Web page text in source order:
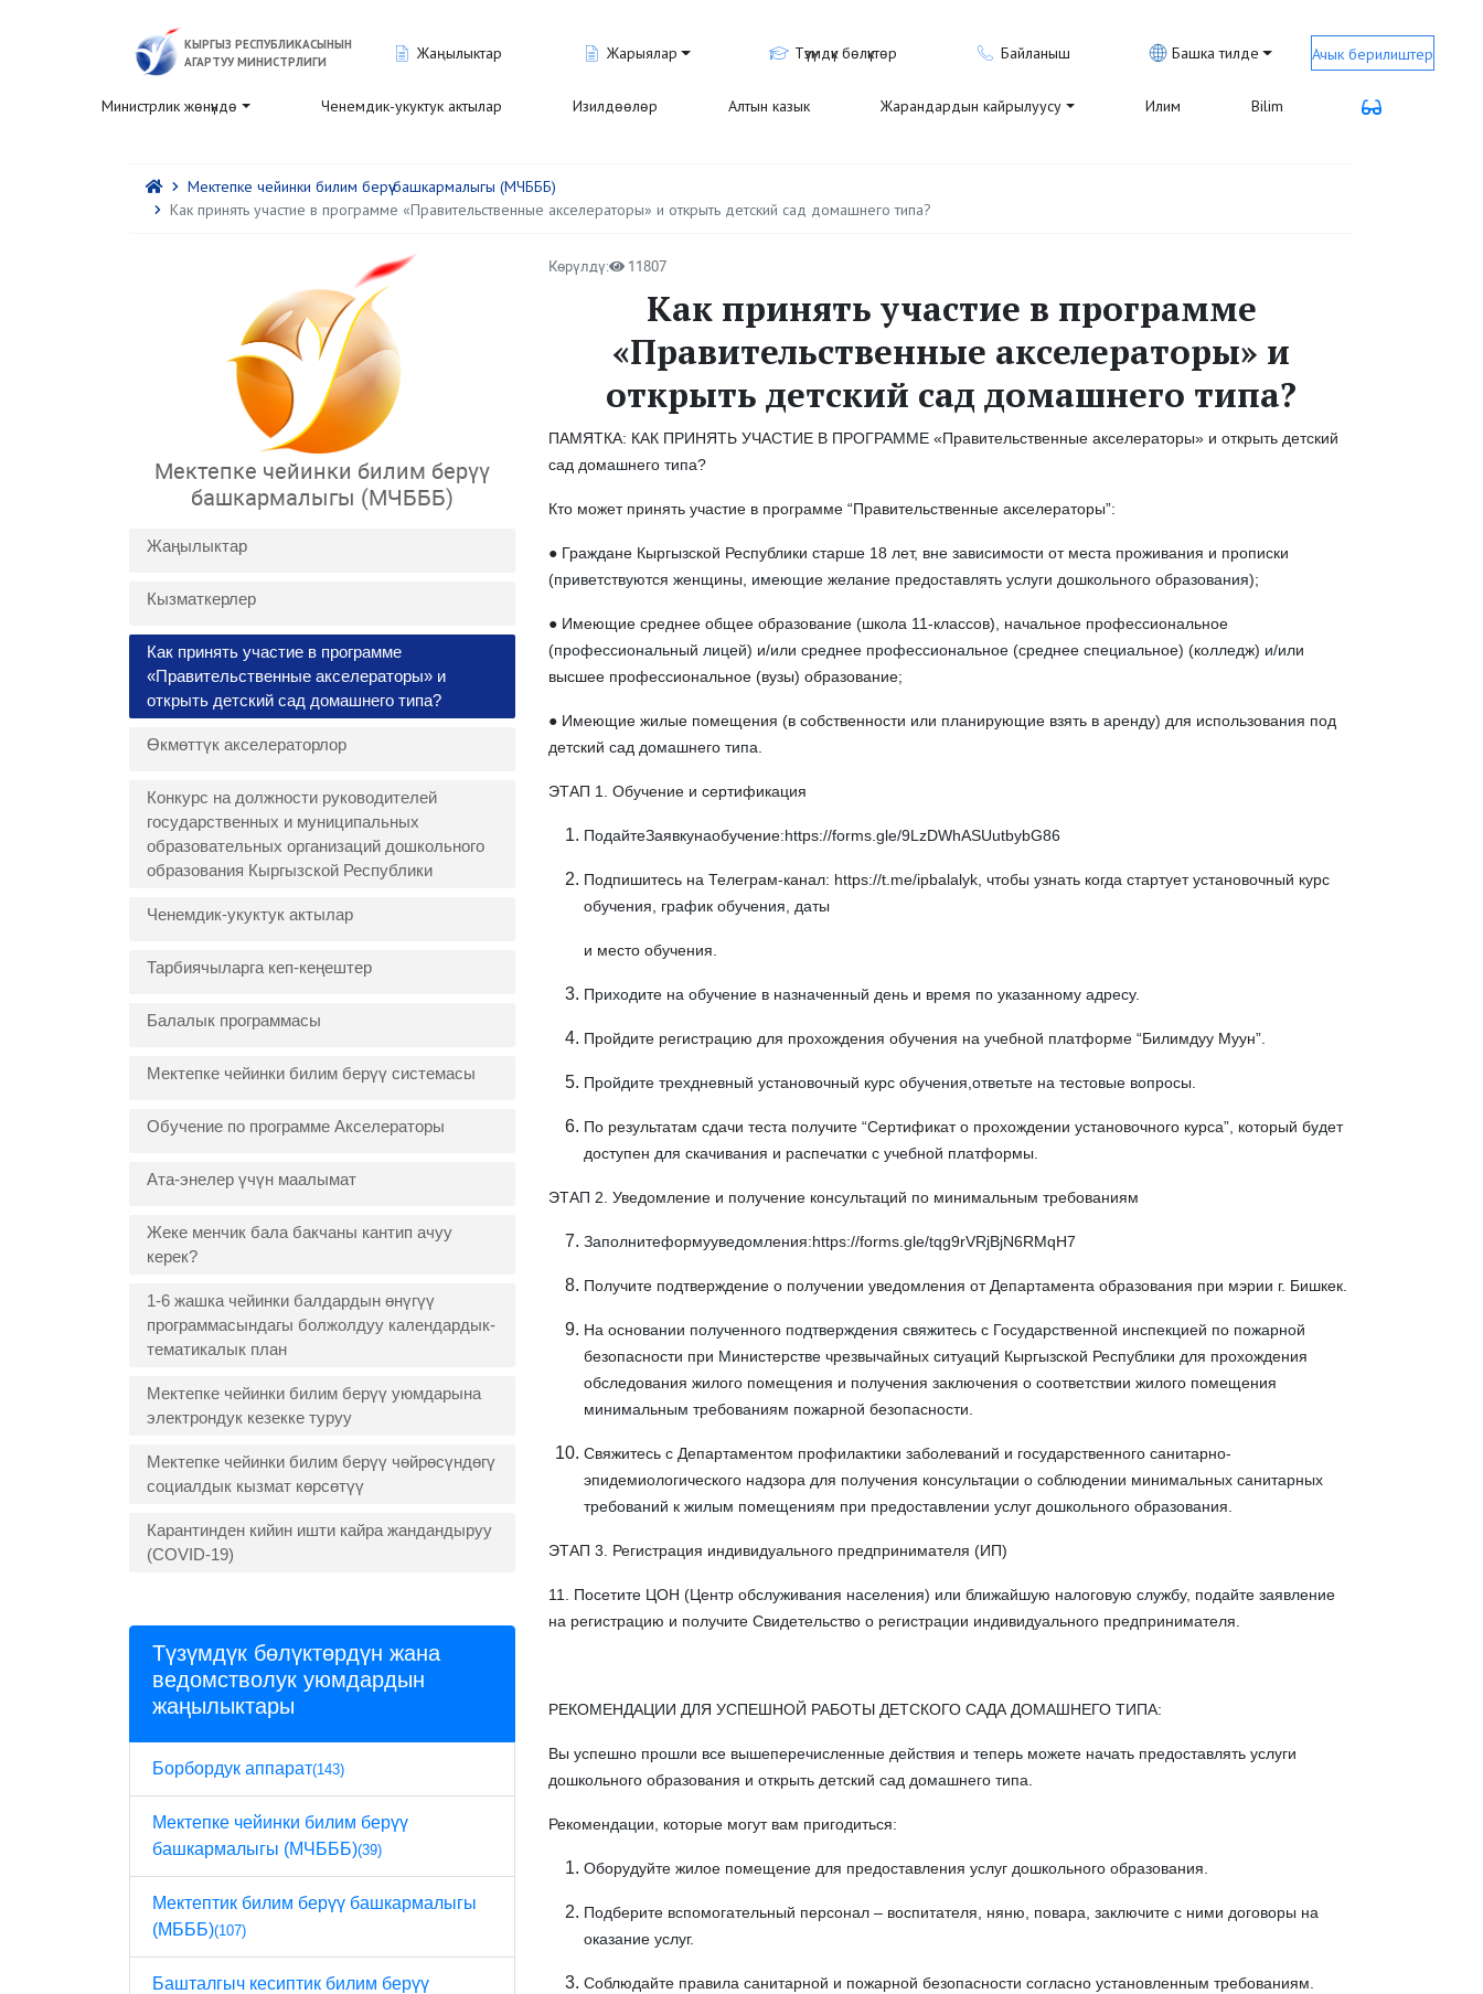
КЫРГЫЗ РЕСПУБЛИКАСЫНЫН
АГАРТУУ МИНИСТРЛИГИ
Жаңылыктар Жарыялар Түзүмдүк бөлүктөр Байланыш Башка тилде Ачык берилиштер
Министрлик жөнүндө Ченемдик-укуктук актылар Изилдөөлөр Алтын казык Жарандардын кайрылуусу Илим Bilim
Мектепке чейинки билим берүү башкармалыгы (МЧБББ)
Как принять участие в программе «Правительственные акселераторы» и открыть детский сад домашнего типа?
Мектепке чейинки билим берүү
башкармалыгы (МЧБББ)
Жаңылыктар
Кызматкерлер
Как принять участие в программе
«Правительственные акселераторы» и
открыть детский сад домашнего типа?
Өкмөттүк акселераторлор
Конкурс на должности руководителей
государственных и муниципальных
образовательных организаций дошкольного
образования Кыргызской Республики
Ченемдик-укуктук актылар
Тарбиячыларга кеп-кеңештер
Балалык программасы
Мектепке чейинки билим берүү системасы
Обучение по программе Акселераторы
Ата-энелер үчүн маалымат
Жеке менчик бала бакчаны кантип ачуу
керек?
1-6 жашка чейинки балдардын өнүгүү
программасындагы болжолдуу календардык-
тематикалык план
Мектепке чейинки билим берүү уюмдарына
электрондук кезекке туруу
Мектепке чейинки билим берүү чөйрөсүндөгү
социалдык кызмат көрсөтүү
Карантинден кийин ишти кайра жандандыруу
(COVID-19)
Түзүмдүк бөлүктөрдүн жана
ведомстволук уюмдардын
жаңылыктары
Борбордук аппарат(143)
Мектепке чейинки билим берүү
башкармалыгы (МЧБББ)(39)
Мектептик билим берүү башкармалыгы
(МБББ)(107)
Башталгыч кесиптик билим берүү
Көрүлдү: 11807
Как принять участие в программе
«Правительственные акселераторы» и
открыть детский сад домашнего типа?
ПАМЯТКА: КАК ПРИНЯТЬ УЧАСТИЕ В ПРОГРАММЕ «Правительственные акселераторы» и открыть детский
сад домашнего типа?
Кто может принять участие в программе “Правительственные акселераторы”:
● Граждане Кыргызской Республики старше 18 лет, вне зависимости от места проживания и прописки
(приветствуются женщины, имеющие желание предоставлять услуги дошкольного образования);
● Имеющие среднее общее образование (школа 11-классов), начальное профессиональное
(профессиональный лицей) и/или среднее профессиональное (среднее специальное) (колледж) и/или
высшее профессиональное (вузы) образование;
● Имеющие жилые помещения (в собственности или планирующие взять в аренду) для использования под
детский сад домашнего типа.
ЭТАП 1. Обучение и сертификация
ПодайтеЗаявкунаобучение:https://forms.gle/9LzDWhASUutbybG86
Подпишитесь на Телеграм-канал: https://t.me/ipbalalyk, чтобы узнать когда стартует установочный курс
обучения, график обучения, даты
и место обучения.
Приходите на обучение в назначенный день и время по указанному адресу.
Пройдите регистрацию для прохождения обучения на учебной платформе “Билимдуу Муун”.
Пройдите трехдневный установочный курс обучения,ответьте на тестовые вопросы.
По результатам сдачи теста получите “Сертификат о прохождении установочного курса”, который будет
доступен для скачивания и распечатки с учебной платформы.
ЭТАП 2. Уведомление и получение консультаций по минимальным требованиям
Заполнитеформууведомления:https://forms.gle/tqg9rVRjBjN6RMqH7
Получите подтверждение о получении уведомления от Департамента образования при мэрии г. Бишкек.
На основании полученного подтверждения свяжитесь с Государственной инспекцией по пожарной
безопасности при Министерстве чрезвычайных ситуаций Кыргызской Республики для прохождения
обследования жилого помещения и получения заключения о соответствии жилого помещения
минимальным требованиям пожарной безопасности.
Свяжитесь с Департаментом профилактики заболеваний и государственного санитарно-
эпидемиологического надзора для получения консультации о соблюдении минимальных санитарных
требований к жилым помещениям при предоставлении услуг дошкольного образования.
ЭТАП 3. Регистрация индивидуального предпринимателя (ИП)
11. Посетите ЦОН (Центр обслуживания населения) или ближайшую налоговую службу, подайте заявление
на регистрацию и получите Свидетельство о регистрации индивидуального предпринимателя.
РЕКОМЕНДАЦИИ ДЛЯ УСПЕШНОЙ РАБОТЫ ДЕТСКОГО САДА ДОМАШНЕГО ТИПА:
Вы успешно прошли все вышеперечисленные действия и теперь можете начать предоставлять услуги
дошкольного образования и открыть детский сад домашнего типа.
Рекомендации, которые могут вам пригодиться:
Оборудуйте жилое помещение для предоставления услуг дошкольного образования.
Подберите вспомогательный персонал – воспитателя, няню, повара, заключите с ними договоры на
оказание услуг.
Соблюдайте правила санитарной и пожарной безопасности согласно установленным требованиям.